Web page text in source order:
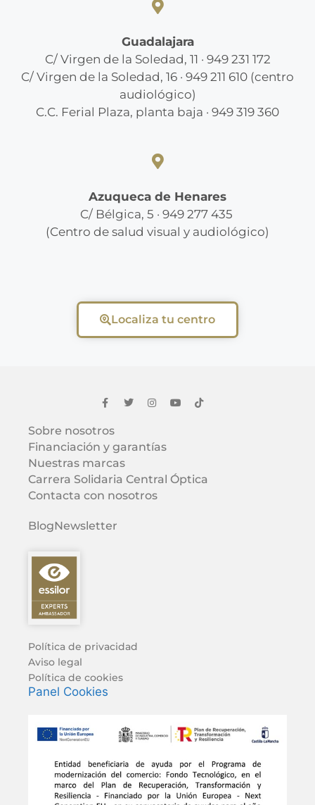
Guadalajara
C/ Virgen de la Soledad, 11 · 949 231 172
C/ Virgen de la Soledad, 16 · 949 211 610 (centro
audiológico)
C.C. Ferial Plaza, planta baja · 949 319 360
Azuqueca de Henares
C/ Bélgica, 5 · 949 277 435
(Centro de salud visual y audiológico)
Localiza tu centro
Sobre nosotros
Financiación y garantías
Nuestras marcas
Carrera Solidaria Central Óptica
Contacta con nosotros
BlogNewsletter
Política de privacidad
Aviso legal
Política de cookies
Panel Cookies